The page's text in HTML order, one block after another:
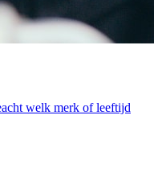
welk merk of leeftijd